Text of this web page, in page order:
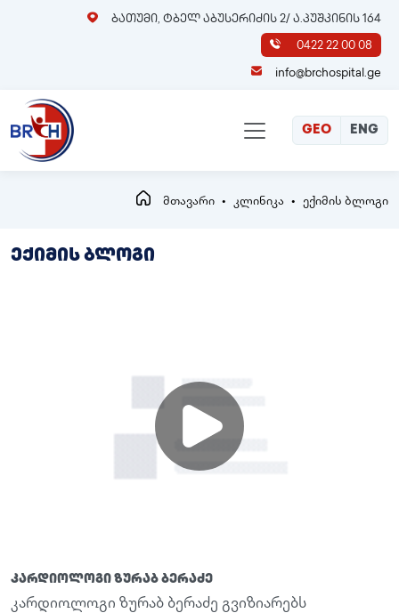
ბათუმი, ტბელ აბუსერიძის 2/ ა.პუშკინის 164
0422 22 00 08
info@brchospital.ge
GEO ENG
მთავარი კლინიკა ექიმის ბლოგი
ექიმის ბლოგი
კარდიოლოგი ზურაბ ბერაძე
კარდიოლოგი ზურაბ ბერაძე გვიზიარებს